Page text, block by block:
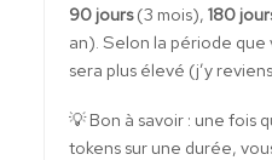
90 jours(3 mois), 180
an). Selon la période que
sera plus élevé (j’y
💡 Bon à savoir : une fois
tokens sur une durée,